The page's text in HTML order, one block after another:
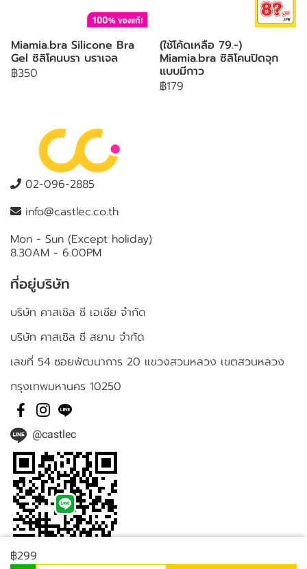
Miamia.bra Silicone Bra
Gel ซิลิโคนบรา บราเจล
฿350
(ใช้โค้ดเหลือ 79.-)
Miamia.bra ซิลิโคนปิดจุก
แบบมีกาว
฿179
฿299
02-096-2885
info@castlec.co.th
Mon - Sun (Except holiday)
8.30AM - 6.00PM
ที่อยู่บริษัท
บริษัท คาสเซิล ซี เอเชีย จำกัด
บริษัท คาสเซิล ซี สยาม จำกัด
เลขที่ 54 ซอยพัฒนาการ 20 แขวงสวนหลวง เขตสวนหลวง
กรุงเทพมหานคร 10250
@castlec